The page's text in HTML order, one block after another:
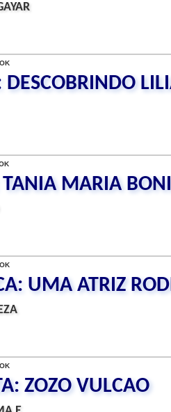
MARIA
UMA ATRIZ
ZOZO VULCAO